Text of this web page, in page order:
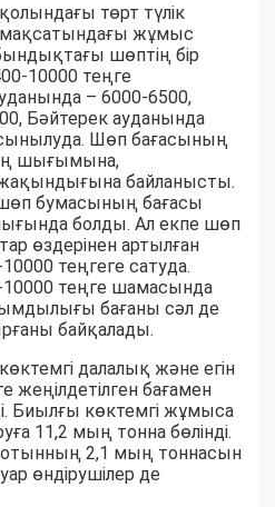
төрт түлік
жұмыс
шөптің бір
10000 теңге
– 6000-6500,
Бәйтерек ауданында
Шөп бағасының
шығымына,
байланысты.
бумасының бағасы
болды. Ал екпе шөп
өздерінен артылған
теңгеге сатуда.
теңге шамасында
бағаны сәл де
байқалады.
далалық және егін
жеңілдетілген бағамен
Биылғы көктемгі жұмыса
11,2 мың тонна бөлінді.
отынның 2,1 мың тоннасын
өндірушілер де